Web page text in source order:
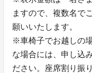
ますので、複数名で
願いいたします。
※車椅子でお越しの
な場合には、申し込
ださい。座席割り振